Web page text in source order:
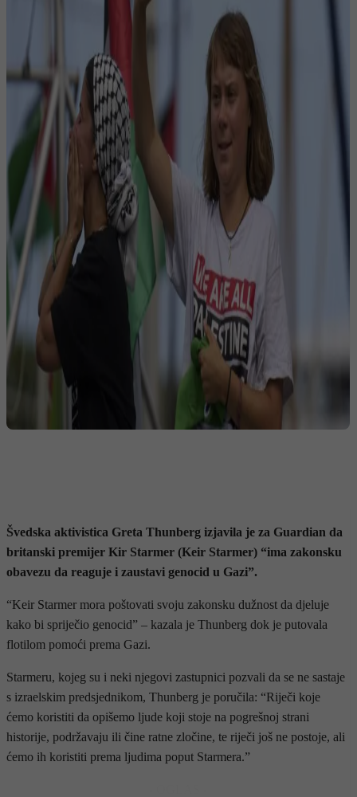
Švedska aktivistica Greta Thunberg izjavila je za Guardian da
britanski premijer Kir Starmer (Keir Starmer) “ima zakonsku
obavezu da reaguje i zaustavi genocid u Gazi”.
“Keir Starmer mora poštovati svoju zakonsku dužnost da djeluje
kako bi spriječio genocid” – kazala je Thunberg dok je putovala
flotilom pomoći prema Gazi.
Starmeru, kojeg su i neki njegovi zastupnici pozvali da se ne sastaje
s izraelskim predsjednikom, Thunberg je poručila: “Riječi koje
ćemo koristiti da opišemo ljude koji stoje na pogrešnoj strani
historije, podržavaju ili čine ratne zločine, te riječi još ne postoje, ali
ćemo ih koristiti prema ljudima poput Starmera.”